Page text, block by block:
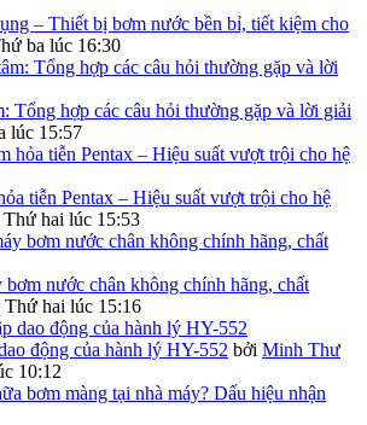
– Thiết bị bơm nước bền bỉ, tiết kiệm cho
ba lúc 16:30
Tổng hợp các câu hỏi thường gặp và lời giải
lúc 15:57
tiễn Pentax – Hiệu suất vượt trội cho hệ
Thứ hai lúc 15:53
nước chân không chính hãng, chất
Thứ hai lúc 15:16
động của hành lý HY-552 bởi Minh Thư
10:12